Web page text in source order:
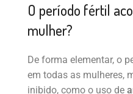
O período fértil
mulher?
De forma elementar, o
em todas as mulheres,
inibido, como o uso de